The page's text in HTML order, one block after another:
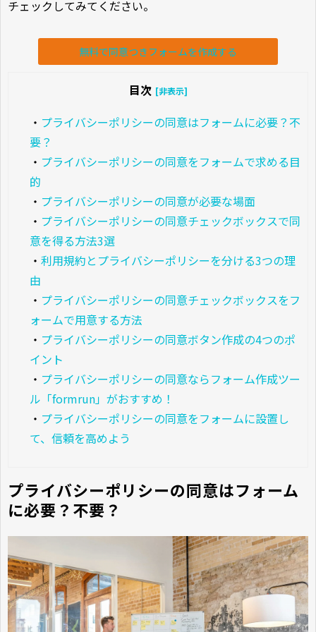
チェックしてみてください。
無料で同意つきフォームを作成する
目次 [非表示]
・ プライバシーポリシーの同意はフォームに必要？不
要？
・ プライバシーポリシーの同意をフォームで求める目
的
・ プライバシーポリシーの同意が必要な場面
・ プライバシーポリシーの同意チェックボックスで同
意を得る方法3選
・ 利用規約とプライバシーポリシーを分ける3つの理
由
・ プライバシーポリシーの同意チェックボックスをフ
ォームで用意する方法
・ プライバシーポリシーの同意ボタン作成の4つのポ
イント
・ プライバシーポリシーの同意ならフォーム作成ツー
ル「formrun」がおすすめ！
・ プライバシーポリシーの同意をフォームに設置し
て、信頼を高めよう
プライバシーポリシーの同意はフォーム
に必要？不要？